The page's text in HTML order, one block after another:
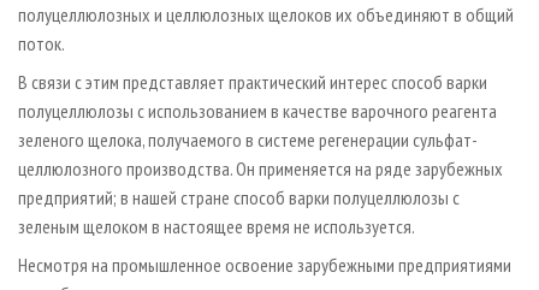
полуцеллюлозных и целлюлозных щелоков их объединяют в общий
поток.
В связи с этим представляет практический интерес способ варки
полуцеллюлозы с использованием в качестве варочного реагента
зеленого щелока, получаемого в системе регенерации сульфат-
целлюлозного производства. Он применяется на ряде зарубежных
предприятий; в нашей стране способ варки полуцеллюлозы с
зеленым щелоком в настоящее время не используется.
Несмотря на промышленное освоение зарубежными предприятиями